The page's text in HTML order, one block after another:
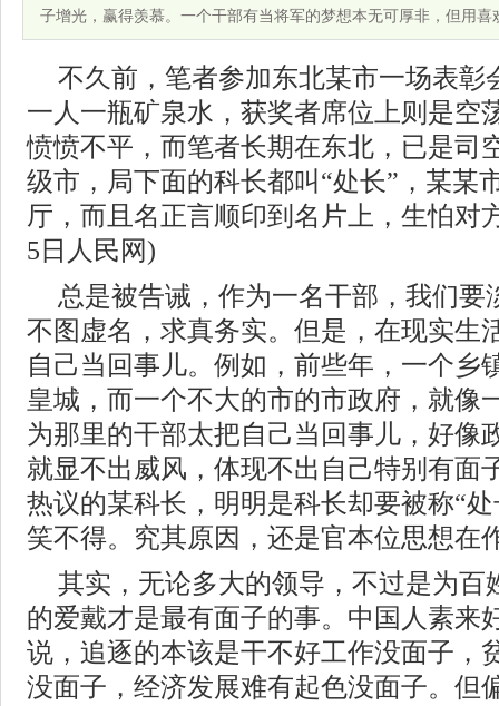
子增光，赢得羡慕。一个干部有当将军的梦想本无可厚非，但用喜
不久前，笔者参加东北某市一场表彰
一人一瓶矿泉水，获奖者席位上则是空
愤愤不平，而笔者长期在东北，已是司
级市，局下面的科长都叫“处长”，某某
厅，而且名正言顺印到名片上，生怕对
5日人民网)
总是被告诫，作为一名干部，我们要
不图虚名，求真务实。但是，在现实生
自己当回事儿。例如，前些年，一个乡
皇城，而一个不大的市的市政府，就像
为那里的干部太把自己当回事儿，好像
就显不出威风，体现不出自己特别有面
热议的某科长，明明是科长却要被称“
笑不得。究其原因，还是官本位思想在
其实，无论多大的领导，不过是为百
的爱戴才是最有面子的事。中国人素来
说，追逐的本该是干不好工作没面子，
没面子，经济发展难有起色没面子。但